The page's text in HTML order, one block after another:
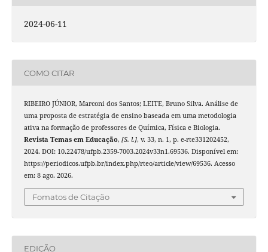
2024-06-11
COMO CITAR
RIBEIRO JÚNIOR, Marconi dos Santos; LEITE, Bruno Silva. Análise de
uma proposta de estratégia de ensino baseada em uma metodologia
ativa na formação de professores de Química, Física e Biologia.
Revista Temas em Educação, [S. l.], v. 33, n. 1, p. e-rte331202452,
2024. DOI: 10.22478/ufpb.2359-7003.2024v33n1.69536. Disponível em:
https://periodicos.ufpb.br/index.php/rteo/article/view/69536. Acesso
em: 8 ago. 2026.
Fomatos de Citação
EDIÇÃO